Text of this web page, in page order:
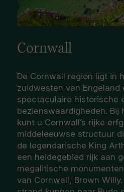
Cornwall
De Cornwall region ligt in
zuidwesten van Engeland
spectaculaire historische
bezienswaardigheden. Bij
kunt u Cornwall’s rijke
middeleeuwse structuur
de legendarische King
een heidegebied rijk aan
megalitische
van Cornwall, Brown